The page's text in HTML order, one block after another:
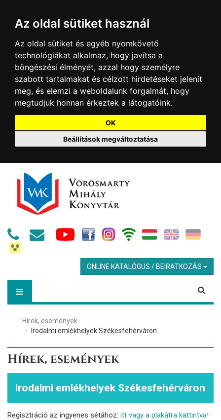
Az oldal sütiket használ
Az oldal sütiket és egyéb nyomkövető
technológiákat alkalmaz, hogy javítsa a
böngészési élményét, azzal hogy személyre
szabott tartalmakat és célzott hirdetéseket jelenít
meg, és elemzi a weboldalunk forgalmát, hogy
megtudjuk honnan érkeztek a látogatóink.
OK
Beállítások megváltoztatása
ONLINE KATALÓGUS / BEIRATKOZÁS
Hírek, események
Irodalmi emlékhelyek Székesfehérváron
Hírek, események
Irodalmi emlékhelyek Székesfehérváron
Regisztráció az ingyenes sétához: itt vagy a plakátra kattintva!